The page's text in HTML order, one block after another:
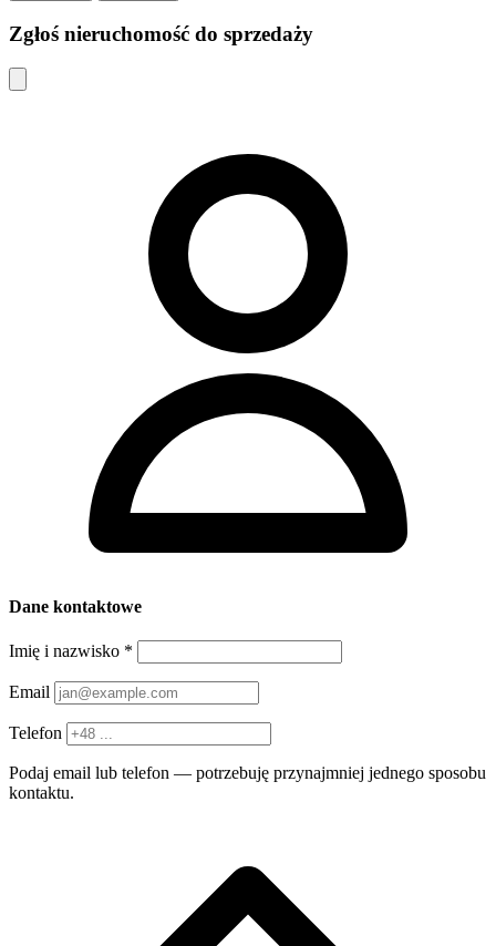
Zgłoś nieruchomość do sprzedaży
Dane kontaktowe
Imię i nazwisko *
Email
Telefon
Podaj email lub telefon — potrzebuję przynajmniej jednego sposobu
kontaktu.